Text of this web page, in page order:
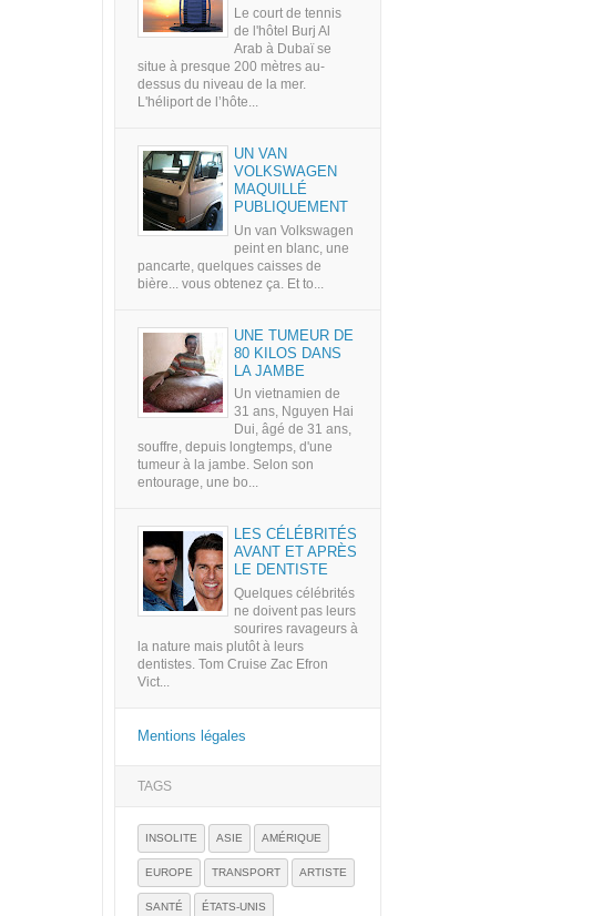
Le court de tennis
de l'hôtel Burj Al
Arab à Dubaï se
situe à presque 200 mètres au-
dessus du niveau de la mer.
L'héliport de l’hôte...
UN VAN
VOLKSWAGEN
MAQUILLÉ
PUBLIQUEMENT
Un van Volkswagen
peint en blanc, une
pancarte, quelques caisses de
bière... vous obtenez ça. Et to...
UNE TUMEUR DE
80 KILOS DANS
LA JAMBE
Un vietnamien de
31 ans, Nguyen Hai
Dui, âgé de 31 ans,
souffre, depuis longtemps, d'une
tumeur à la jambe. Selon son
entourage, une bo...
LES CÉLÉBRITÉS
AVANT ET APRÈS
LE DENTISTE
Quelques célébrités
ne doivent pas leurs
sourires ravageurs à
la nature mais plutôt à leurs
dentistes. Tom Cruise Zac Efron
Vict...
Mentions légales
TAGS
INSOLITE ASIE AMÉRIQUE
EUROPE TRANSPORT ARTISTE
SANTÉ ÉTATS-UNIS